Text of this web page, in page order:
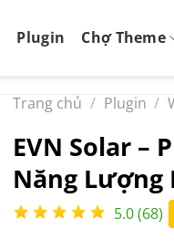
Plugin Chợ Theme
Trang chủ / Plugin /
EVN Solar –
Năng Lượng
5.0 (68)